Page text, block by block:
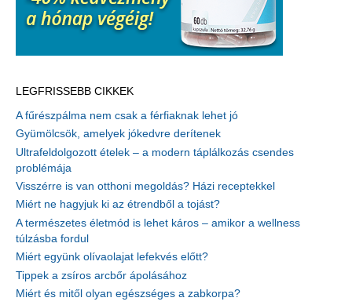
LEGFRISSEBB CIKKEK
A fűrészpálma nem csak a férfiaknak lehet jó
Gyümölcsök, amelyek jókedvre derítenek
Ultrafeldolgozott ételek – a modern táplálkozás csendes
problémája
Visszérre is van otthoni megoldás? Házi receptekkel
Miért ne hagyjuk ki az étrendből a tojást?
A természetes életmód is lehet káros – amikor a wellness
túlzásba fordul
Miért együnk olívaolajat lefekvés előtt?
Tippek a zsíros arcbőr ápolásához
Miért és mitől olyan egészséges a zabkorpa?